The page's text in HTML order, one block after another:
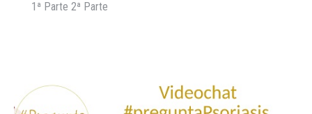
1ª Parte 2ª Parte